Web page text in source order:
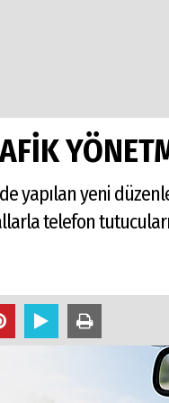
yapılan yeni
telefon